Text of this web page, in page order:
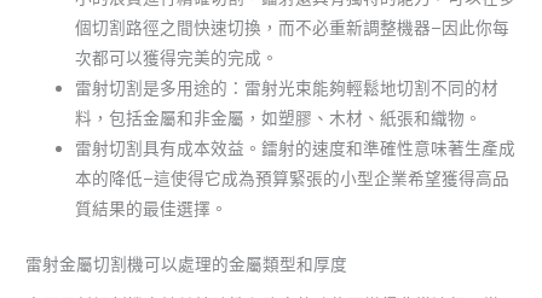
個切割路徑之間快速切換，而不必重新調整機器–因此你每
次都可以獲得完美的完成。
雷射切割是多用途的：雷射光束能夠輕鬆地切割不同的材
料，包括金屬和非金屬，如塑膠、木材、紙張和織物。
雷射切割具有成本效益。鐳射的速度和準確性意味著生產成
本的降低–這使得它成為預算緊張的小型企業希望獲得高品
質結果的最佳選擇。
雷射金屬切割機可以處理的金屬類型和厚度